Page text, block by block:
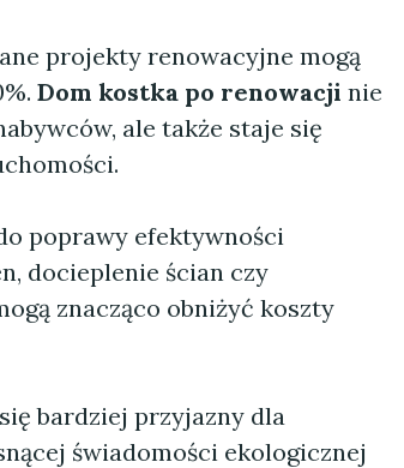
projekty renowacyjne mogą
Dom kostka po renowacji nie
ale także staje się
poprawy efektywności
docieplenie ścian czy
znacząco obniżyć koszty
bardziej przyjazny dla
świadomości ekologicznej